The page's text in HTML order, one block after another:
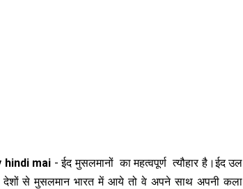
hindi mai - ईद मुसलमानों का महत्वपूर्ण त्यौहार है।ईद उल
देशों से मुसलमान भारत में आये तो वे अपने साथ अपनी कला